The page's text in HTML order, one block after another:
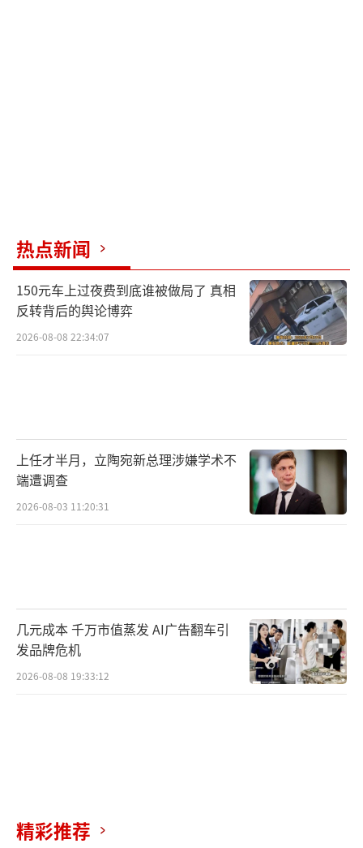
热点新闻
150元车上过夜费到底谁被做局了 真相
反转背后的舆论博弈
2026-08-08 22:34:07
上任才半月，立陶宛新总理涉嫌学术不
端遭调查
2026-08-03 11:20:31
几元成本 千万市值蒸发 AI广告翻车引
发品牌危机
2026-08-08 19:33:12
精彩推荐